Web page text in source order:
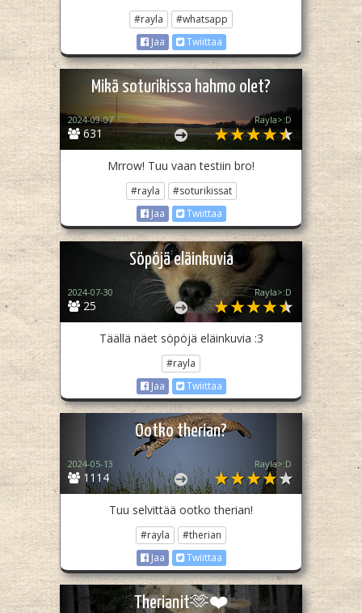
#rayla
#whatsapp
Jaa
Twiittaa
Mikä soturikissa hahmo olet?
631
2024-09-07 Rayla>:D
Mrrow! Tuu vaan testiin bro!
#rayla
#soturikissat
Jaa
Twiittaa
Söpöjä eläinkuvia
25
2024-07-30 Rayla>:D
Täällä näet söpöjä eläinkuvia :3
#rayla
Jaa
Twiittaa
Ootko therian?
1114
2024-05-13 Rayla>:D
Tuu selvittää ootko therian!
#rayla
#therian
Jaa
Twiittaa
Therianit🫶❤️